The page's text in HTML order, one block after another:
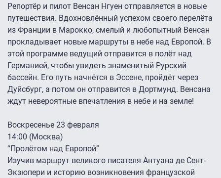
Репортёр и пилот Венсан Нгуен отправляется в новые
путешествия. Вдохновлённый успехом своего перелёта
из Франции в Марокко, смелый и любопытный Венсан
прокладывает новые маршруты в небе над Европой. В
этой программе ведущий отправится в полёт над
Германией, чтобы увидеть знаменитый Рурский
бассейн. Его путь начнётся в Эссене, пройдёт через
Дуйсбург, а потом он отправится в Дортмунд. Венсана
ждут невероятные впечатления в небе и на земле!
Воскресенье 23 февраля
14:00 (Москва)
“Пролётом над Европой”
Изучив маршрут великого писателя Антуана де Сент-
Экзюпери и историю возникновения французской